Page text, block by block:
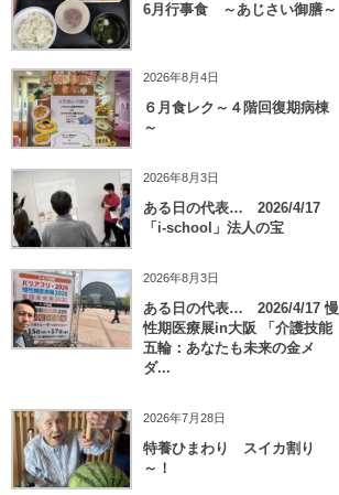
6月行事食 ～あじさい御膳～
2026年8月4日
６月食レク～４階回復期病棟
～
2026年8月3日
ある日の代表… 2026/4/17
「i-school」法人の宝
2026年8月3日
ある日の代表… 2026/4/17 慢
性期医療展in大阪 「介護技能
五輪：あなたも未来の金メ
ダ...
2026年7月28日
特養ひまわり スイカ割り
～！